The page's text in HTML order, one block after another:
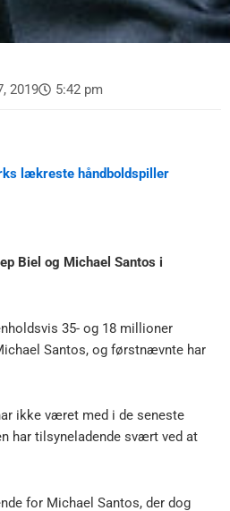
2019 5:42 pm
lækreste håndboldspiller
Biel og Michael Santos i
35- og 18 millioner
Santos, og førstnævnte har
ikke været med i de seneste
har tilsyneladende svært ved at
for Michael Santos, der dog